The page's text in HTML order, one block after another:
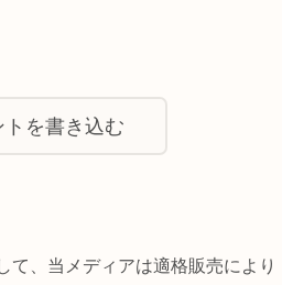
トを書き込む
て、当メディアは適格販売により